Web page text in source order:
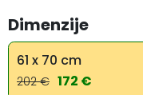
Dimenzije
61 x 70 cm
202 € 172 €